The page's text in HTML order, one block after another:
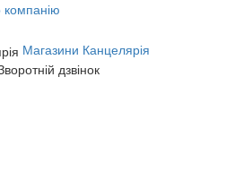
Магазини Канцелярія
дзвінок